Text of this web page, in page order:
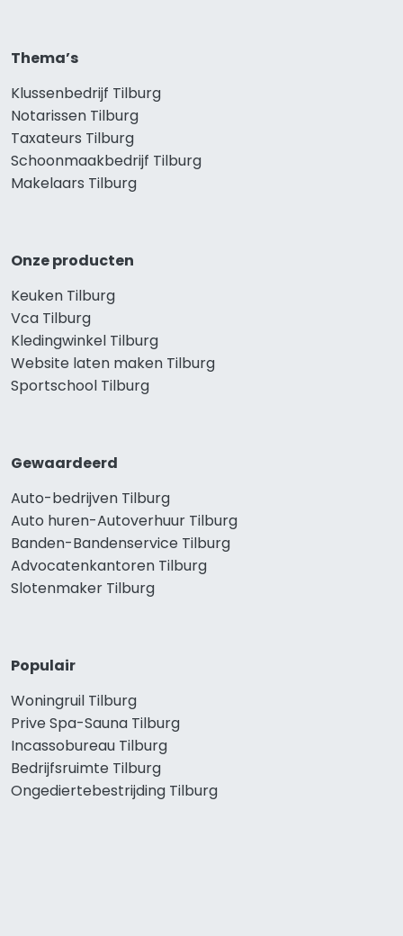
Thema’s
Klussenbedrijf Tilburg
Notarissen Tilburg
Taxateurs Tilburg
Schoonmaakbedrijf Tilburg
Makelaars Tilburg
Onze producten
Keuken Tilburg
Vca Tilburg
Kledingwinkel Tilburg
Website laten maken Tilburg
Sportschool Tilburg
Gewaardeerd
Auto-bedrijven Tilburg
Auto huren-Autoverhuur Tilburg
Banden-Bandenservice Tilburg
Advocatenkantoren Tilburg
Slotenmaker Tilburg
Populair
Woningruil Tilburg
Prive Spa-Sauna Tilburg
Incassobureau Tilburg
Bedrijfsruimte Tilburg
Ongediertebestrijding Tilburg